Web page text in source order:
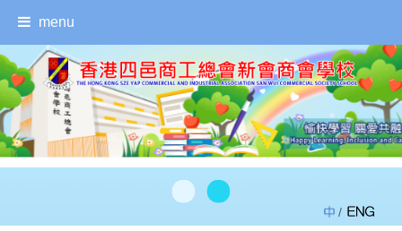
menu
/